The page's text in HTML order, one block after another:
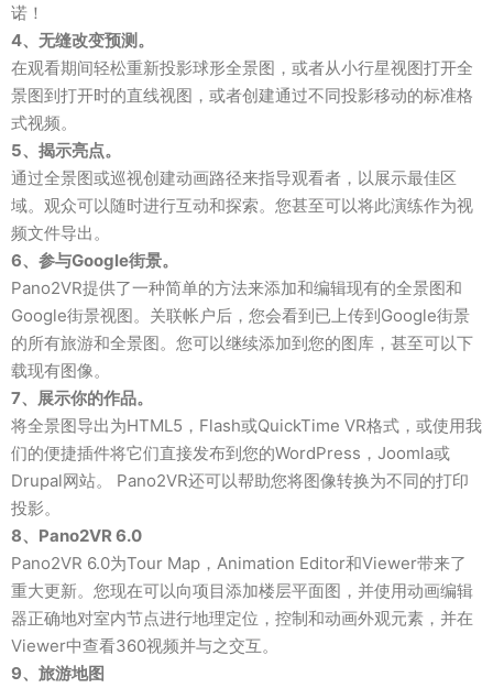
诺！
4、无缝改变预测。
在观看期间轻松重新投影球形全景图，或者从小行星视图打开全
景图到打开时的直线视图，或者创建通过不同投影移动的标准格
式视频。
5、揭示亮点。
通过全景图或巡视创建动画路径来指导观看者，以展示最佳区
域。观众可以随时进行互动和探索。您甚至可以将此演练作为视
频文件导出。
6、参与Google街景。
Pano2VR提供了一种简单的方法来添加和编辑现有的全景图和
Google街景视图。关联帐户后，您会看到已上传到Google街景
的所有旅游和全景图。您可以继续添加到您的图库，甚至可以下
载现有图像。
7、展示你的作品。
将全景图导出为HTML5，Flash或QuickTime VR格式，或使用我
们的便捷插件将它们直接发布到您的WordPress，Joomla或
Drupal网站。 Pano2VR还可以帮助您将图像转换为不同的打印
投影。
8、Pano2VR 6.0
Pano2VR 6.0为Tour Map，Animation Editor和Viewer带来了
重大更新。您现在可以向项目添加楼层平面图，并使用动画编辑
器正确地对室内节点进行地理定位，控制和动画外观元素，并在
Viewer中查看360视频并与之交互。
9、旅游地图